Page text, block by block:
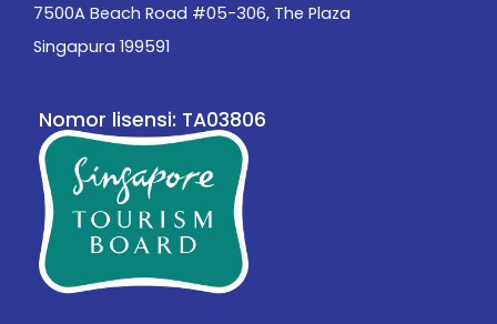
7500A Beach Road #05-306, The Plaza
Singapura 199591
Nomor lisensi: TA03806